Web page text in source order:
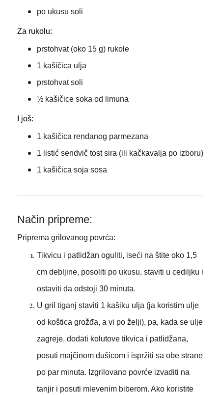
po ukusu soli
Za rukolu:
prstohvat (oko 15 g) rukole
1 kašičica ulja
prstohvat soli
½ kašičice soka od limuna
I još:
1 kašičica rendanog parmezana
1 listić sendvič tost sira (ili kačkavalja po izboru)
1 kašičica soja sosa
Način pripreme:
Priprema grilovanog povrća:
Tikvicu i patlidžan oguliti, iseći na štite oko 1,5
cm debljine, posoliti po ukusu, staviti u cediljku i
ostaviti da odstoji 30 minuta.
U gril tiganj staviti 1 kašiku ulja (ja koristim ulje
od koštica grožđa, a vi po želji), pa, kada se ulje
zagreje, dodati kolutove tikvica i patlidžana,
posuti majčinom dušicom i ispržiti sa obe strane
po par minuta. Izgrilovano povrće izvaditi na
tanjir i posuti mlevenim biberom. Ako koristite